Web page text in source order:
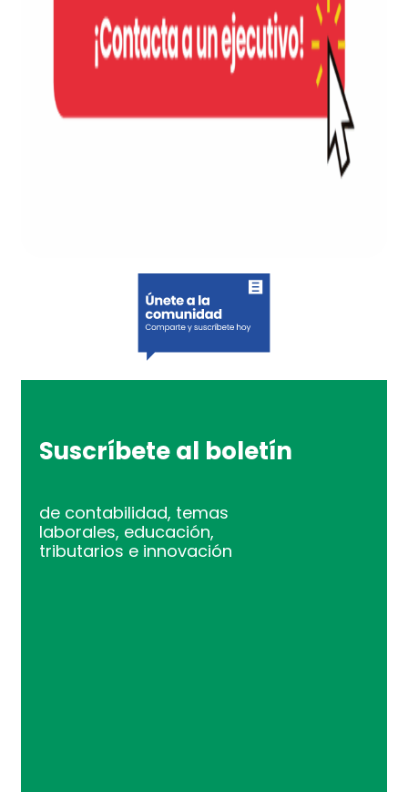
Suscríbete al boletín
de contabilidad, temas
laborales, educación,
tributarios e innovación